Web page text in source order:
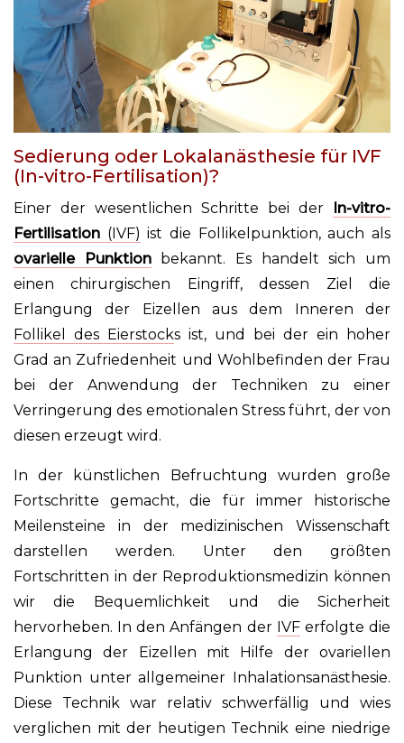
Sedierung oder Lokalanästhesie für IVF
(In-vitro-Fertilisation)?
Einer der wesentlichen Schritte bei der
In-vitro-
Fertilisation (IVF) ist die Follikelpunktion, auch als
ovarielle Punktionbekannt. Es handelt sich um
einen chirurgischen Eingriff, dessen Ziel die
Erlangung der Eizellen aus dem Inneren der
Follikel des Eierstocks ist, und bei der ein hoher
Grad an Zufriedenheit und Wohlbefinden der Frau
bei der Anwendung der Techniken zu einer
Verringerung des emotionalen Stress führt, der von
diesen erzeugt wird.
In der künstlichen Befruchtung wurden große
Fortschritte gemacht, die für immer historische
Meilensteine in der medizinischen Wissenschaft
darstellen werden. Unter den größten
Fortschritten in der Reproduktionsmedizin können
wir die Bequemlichkeit und die Sicherheit
hervorheben. In den Anfängen der IVFerfolgte die
Erlangung der Eizellen mit Hilfe der ovariellen
Punktion unter allgemeiner Inhalationsanästhesie.
Diese Technik war relativ schwerfällig und wies
verglichen mit der heutigen Technik eine niedrige